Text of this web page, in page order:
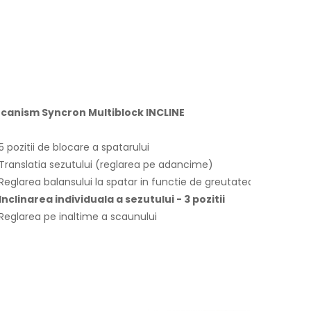
Syncron Multiblock INCLINE
pozitii de blocare a spatarului
sezutului (reglarea pe adancime)
balansului la spatar in functie de greutatea
individuala a sezutului - 3 pozitii
pe inaltime a scaunului